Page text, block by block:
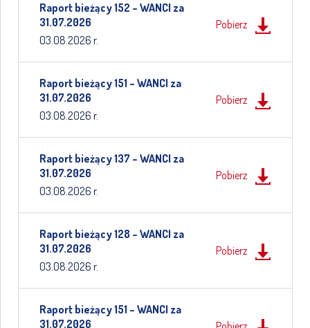
Raport bieżący 152 – WANCI za
31.07.2026
03.08.2026 r.
Pobierz
Raport bieżący 151 – WANCI za
31.07.2026
03.08.2026 r.
Pobierz
Raport bieżący 137 – WANCI za
31.07.2026
03.08.2026 r.
Pobierz
Raport bieżący 128 – WANCI za
31.07.2026
03.08.2026 r.
Pobierz
Raport bieżący 151 – WANCI za
31.07.2026